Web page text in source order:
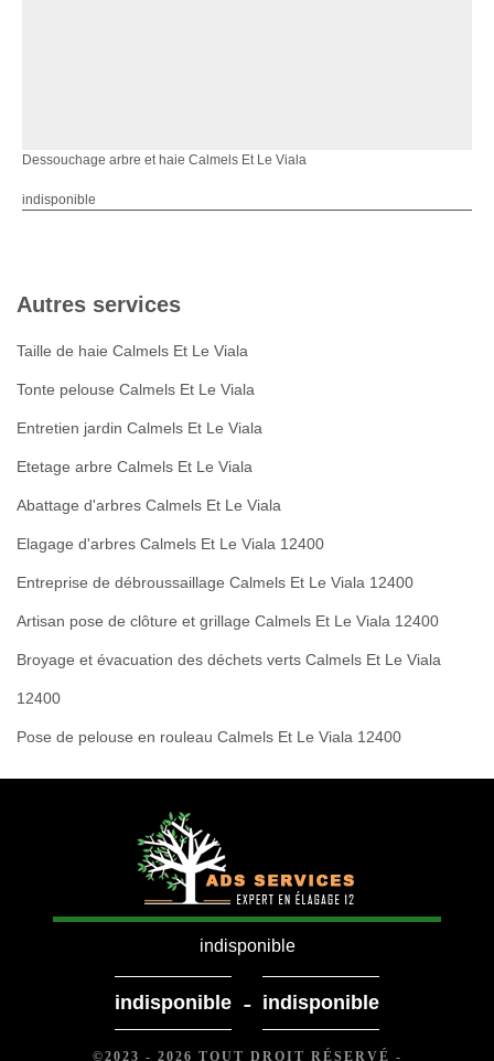
Dessouchage arbre et haie Calmels Et Le Viala
indisponible
Autres services
Taille de haie Calmels Et Le Viala
Tonte pelouse Calmels Et Le Viala
Entretien jardin Calmels Et Le Viala
Etetage arbre Calmels Et Le Viala
Abattage d'arbres Calmels Et Le Viala
Elagage d'arbres Calmels Et Le Viala 12400
Entreprise de débroussaillage Calmels Et Le Viala 12400
Artisan pose de clôture et grillage Calmels Et Le Viala 12400
Broyage et évacuation des déchets verts Calmels Et Le Viala
12400
Pose de pelouse en rouleau Calmels Et Le Viala 12400
indisponible
indisponible - indisponible
©2023 - 2026 TOUT DROIT RÉSERVÉ -